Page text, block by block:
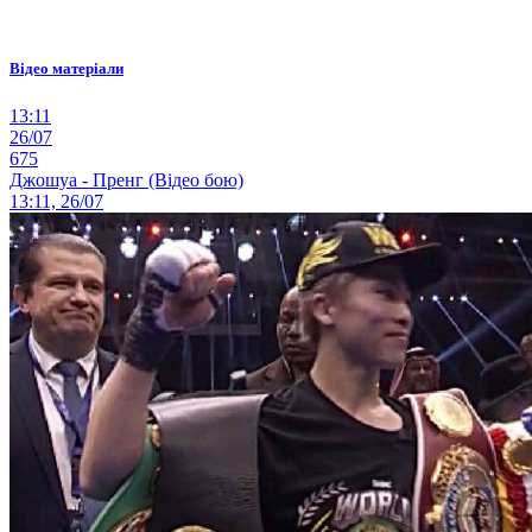
Відео матеріали
13:11
26/07
675
Джошуа - Пренг (Відео бою)
13:11, 26/07